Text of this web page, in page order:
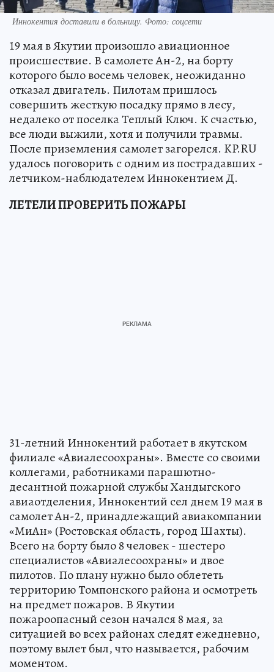
Иннокентия доставили в больницу. Фото: соцсети
19 мая в Якутии произошло авиационное
происшествие. В самолете Ан-2, на борту
которого было восемь человек, неожиданно
отказал двигатель. Пилотам пришлось
совершить жесткую посадку прямо в лесу,
недалеко от поселка Теплый Ключ. К счастью,
все люди выжили, хотя и получили травмы.
После приземления самолет загорелся. KP.RU
удалось поговорить с одним из пострадавших -
летчиком-наблюдателем Иннокентием Д.
ЛЕТЕЛИ ПРОВЕРИТЬ ПОЖАРЫ
31-летний Иннокентий работает в якутском
филиале «Авиалесоохраны». Вместе со своими
коллегами, работниками парашютно-
десантной пожарной службы Хандыгского
авиаотделения, Иннокентий сел днем 19 мая в
самолет Ан-2, принадлежащий авиакомпании
«МиАн» (Ростовская область, город Шахты).
Всего на борту было 8 человек - шестеро
специалистов «Авиалесоохраны» и двое
пилотов. По плану нужно было облететь
территорию Томпонского района и осмотреть
на предмет пожаров. В Якутии
пожароопасный сезон начался 8 мая, за
ситуацией во всех районах следят ежедневно,
поэтому вылет был, что называется, рабочим
моментом.